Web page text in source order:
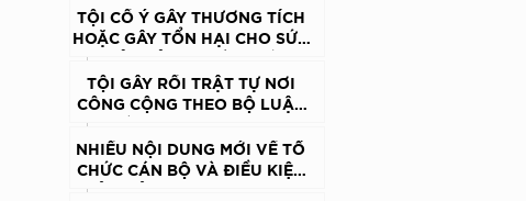
DẤU, TÀI LIỆU GIẢ CỦA CƠ
QUAN, TỔ CHỨC THEO QUY
ĐỊNH CỦA BỘ LUẬT HÌNH SỰ
TỘI CỐ Ý GÂY THƯƠNG TÍCH
HOẶC GÂY TỔN HẠI CHO SỨC
THEO BỘ LUẬT HÌNH SỰ
TỘI GÂY RỐI TRẬT TỰ NƠI
CÔNG CỘNG THEO BỘ LUẬT
NHIỀU NỘI DUNG MỚI VỀ TỔ
CHỨC CÁN BỘ VÀ ĐIỀU KIỆN
ĐẢM BẢO HOẠT ĐỘNG THI